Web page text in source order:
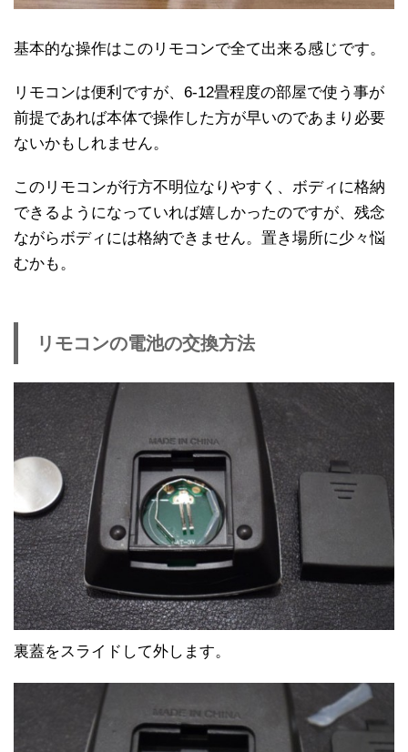
基本的な操作はこのリモコンで全て出来る感じです。
リモコンは便利ですが、6-12畳程度の部屋で使う事が
前提であれば本体で操作した方が早いのであまり必要
ないかもしれません。
このリモコンが行方不明位なりやすく、ボディに格納
できるようになっていれば嬉しかったのですが、残念
ながらボディには格納できません。置き場所に少々悩
むかも。
リモコンの電池の交換方法
裏蓋をスライドして外します。